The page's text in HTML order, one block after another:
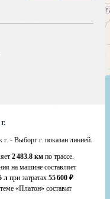
- Выборг г. показан линией.
2 483.8 км по трассе.
на машине составляет
л при затратах 55 600 ₽
«Платон» составит